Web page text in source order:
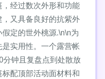
经过数次外形和功能
又具备良好的抗紫外
定的世外桃源.\n\n为
实用性。一个露营帐
分钟且复盘点到处散放
配顶部活动面材料和